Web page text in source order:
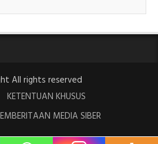
All rights reserved
KETENTUAN KHUSUS
MEDIA SIBER